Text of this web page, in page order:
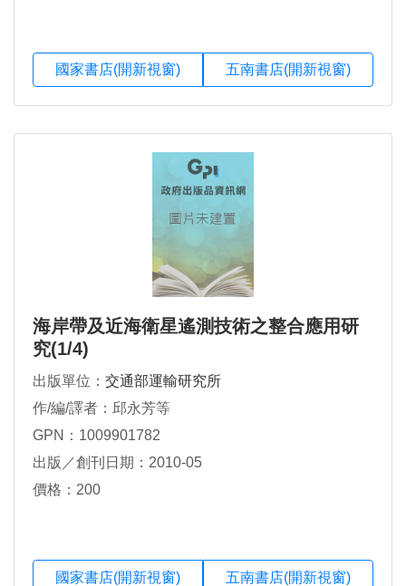
國家書店(開新視窗) 五南書店(開新視窗)
海岸帶及近海衛星遙測技術之整合應用研
究(1/4)
出版單位： 交通部運輸研究所
作/編/譯者：邱永芳等
GPN：1009901782
出版／創刊日期：2010-05
價格：200
國家書店(開新視窗) 五南書店(開新視窗)